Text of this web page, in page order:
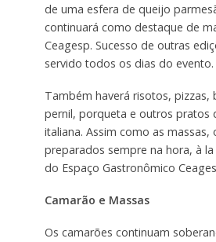
de uma esfera de queijo
continuará como destaque de
Ceagesp. Sucesso de outras
servido todos os dias do evento.
Também haverá risotos, pizzas,
pernil, porqueta e outros pratos
italiana. Assim como as massas,
preparados sempre na hora, à
do Espaço Gastronômico
Camarão e Massas
Os camarões continuam